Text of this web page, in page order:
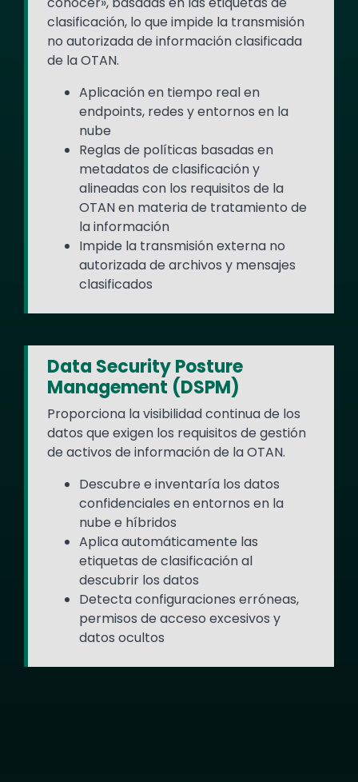
clasificación, lo que impide la transmisión
no autorizada de información clasificada
de la OTAN.
Aplicación en tiempo real en
endpoints, redes y entornos en la
nube
Reglas de políticas basadas en
metadatos de clasificación y
alineadas con los requisitos de la
OTAN en materia de tratamiento de
la información
Impide la transmisión externa no
autorizada de archivos y mensajes
clasificados
Data Security Posture
Management (DSPM)
Proporciona la visibilidad continua de los
datos que exigen los requisitos de gestión
de activos de información de la OTAN.
Descubre e inventaría los datos
confidenciales en entornos en la
nube e híbridos
Aplica automáticamente las
etiquetas de clasificación al
descubrir los datos
Detecta configuraciones erróneas,
permisos de acceso excesivos y
datos ocultos